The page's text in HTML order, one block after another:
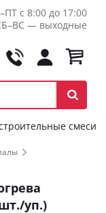
Оптовикам
с 8:00 до 17:00
— выходные
смеси
уп.)